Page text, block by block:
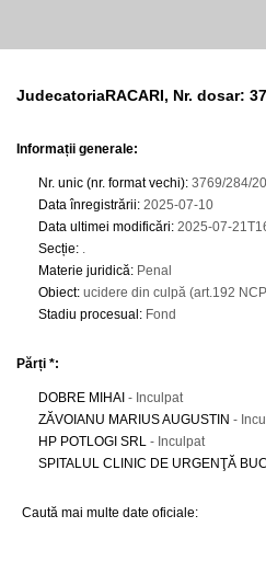
JudecatoriaRACARI, Nr. dosar:
Informații generale:
Nr. unic (nr. format vechi): 3769/284/
Data înregistrării: 2025-07-10
Data ultimei modificări: 2025-07-
Secție: .
Materie juridică: Penal
Obiect: ucidere din culpă (art.192
Stadiu procesual : Fond
Părți *:
DOBRE MIHAI - Inculpat
ZĂVOIANU MARIUS AUGUSTIN -
HP POTLOGI SRL - Inculpat
SPITALUL CLINIC DE URGENŢĂ
Caută mai multe date oficiale: